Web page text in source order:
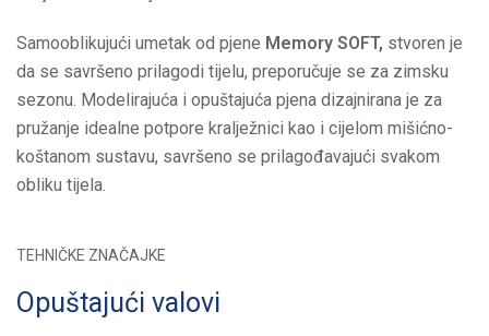
Samooblikujući umetak od pjene Memory SOFT, stvoren je
da se savršeno prilagodi tijelu, preporučuje se za zimsku
sezonu. Modelirajuća i opuštajuća pjena dizajnirana je za
pružanje idealne potpore kralježnici kao i cijelom mišićno-
koštanom sustavu, savršeno se prilagođavajući svakom
obliku tijela.
TEHNIČKE ZNAČAJKE
Opuštajući valovi